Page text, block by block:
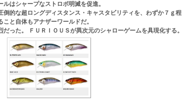
はシャープなストロボ明滅を促進。
倒的な超ロングディスタンス・キャスタビリティを、わずか７ｇ程
と自体もアナザーワールドだ。
った。 ＦＵＲＩＯＵＳが異次元のシャローゲームを具現化する。